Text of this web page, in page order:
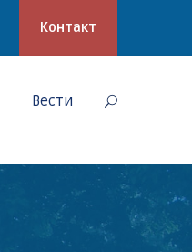
Контакт
Вести